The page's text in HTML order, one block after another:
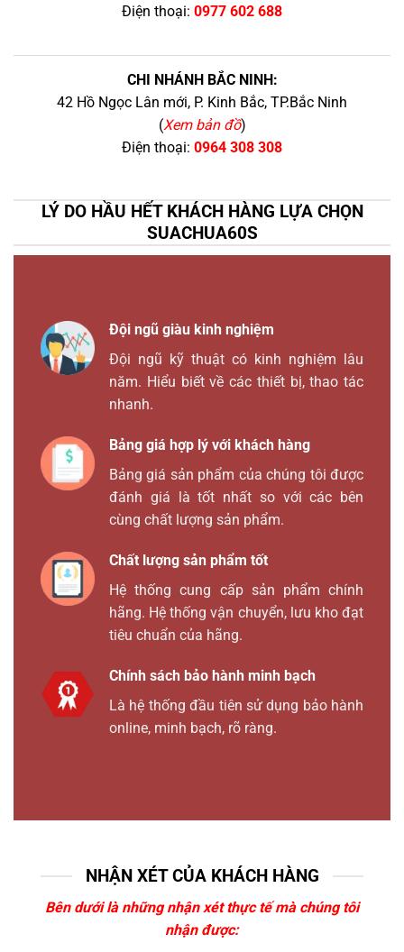
Điện thoại: 0977 602 688
CHI NHÁNH BẮC NINH:
42 Hồ Ngọc Lân mới, P. Kinh Bắc, TP.Bắc Ninh
(Xem bản đồ)
Điện thoại: 0964 308 308
LÝ DO HẦU HẾT KHÁCH HÀNG LỰA CHỌN
SUACHUA60S
Đội ngũ giàu kinh nghiệm
Đội ngũ kỹ thuật có kinh nghiệm lâu
năm. Hiểu biết về các thiết bị, thao tác
nhanh.
Bảng giá hợp lý với khách hàng
Bảng giá sản phẩm của chúng tôi được
đánh giá là tốt nhất so với các bên
cùng chất lượng sản phẩm.
Chất lượng sản phẩm tốt
Hệ thống cung cấp sản phẩm chính
hãng. Hệ thống vận chuyển, lưu kho đạt
tiêu chuẩn của hãng.
Chính sách bảo hành minh bạch
Là hệ thống đầu tiên sử dụng bảo hành
online, minh bạch, rõ ràng.
NHẬN XÉT CỦA KHÁCH HÀNG
Bên dưới là những nhận xét thực tế mà chúng tôi
nhận được: